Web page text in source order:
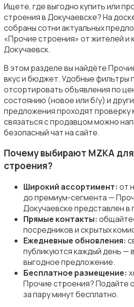
Коммерческая недвижимость
Прочие строения
Продажа квартиры
Продажа гаражей и стоянок
Аренда гаражей и стоянок
Ищете, где выгодно купить или
строения в Докучаевске? На
собраны сотни актуальных
«Прочие строения» от жителей и
Докучаевск.
В этом разделе вы найдёте
вкус и бюджет. Удобные фильтры
отсортировать объявления по
состоянию (новое или б/у) и
предложения проходят
связаться с продавцом можно
безопасный чат на сайте.
Почему выбирают MZKA
строения?
Широкий ассортимент: от
до премиум-сегмента —
Докучаевске представлен
Прямые контакты:
посредников и скрытых
Ежедневные обновления:
публикуются каждый день —
выгодное предложение.
Бесплатное размещение:
Прочие строения? Подайте
за пару минут бесплатно.